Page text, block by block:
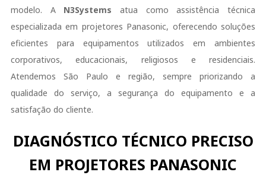
modelo. A N3Systems atua como assistência técnica
especializada em projetores Panasonic, oferecendo soluções
eficientes para equipamentos utilizados em ambientes
corporativos, educacionais, religiosos e residenciais.
Atendemos São Paulo e região, sempre priorizando a
qualidade do serviço, a segurança do equipamento e a
satisfação do cliente.
DIAGNÓSTICO TÉCNICO PRECISO
EM PROJETORES PANASONIC